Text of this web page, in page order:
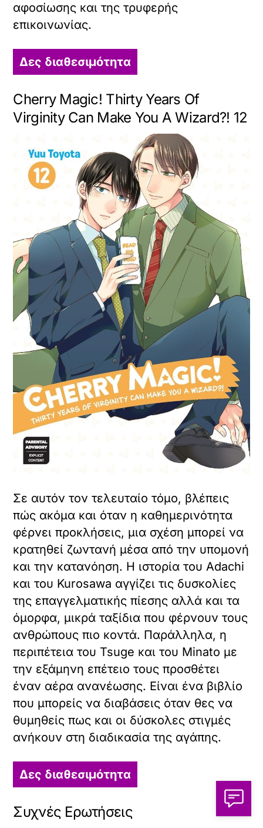
αφοσίωσης και της τρυφερής
επικοινωνίας.
Δες διαθεσιμότητα
Cherry Magic! Thirty Years Of
Virginity Can Make You A Wizard?! 12
Σε αυτόν τον τελευταίο τόμο, βλέπεις
πώς ακόμα και όταν η καθημερινότητα
φέρνει προκλήσεις, μια σχέση μπορεί να
κρατηθεί ζωντανή μέσα από την υπομονή
και την κατανόηση. Η ιστορία του Adachi
και του Kurosawa αγγίζει τις δυσκολίες
της επαγγελματικής πίεσης αλλά και τα
όμορφα, μικρά ταξίδια που φέρνουν τους
ανθρώπους πιο κοντά. Παράλληλα, η
περιπέτεια του Tsuge και του Minato με
την εξάμηνη επέτειο τους προσθέτει
έναν αέρα ανανέωσης. Είναι ένα βιβλίο
που μπορείς να διαβάσεις όταν θες να
θυμηθείς πως και οι δύσκολες στιγμές
ανήκουν στη διαδικασία της αγάπης.
Δες διαθεσιμότητα
Συχνές Ερωτήσεις